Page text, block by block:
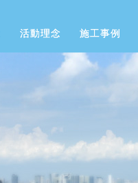
活動理念 施工事例